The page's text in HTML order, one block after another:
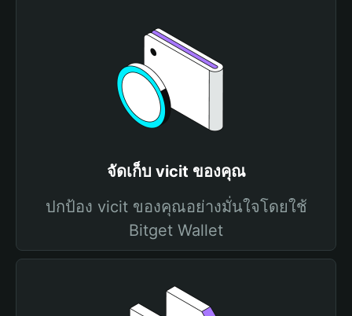
จัดเก็บ vicit ของคุณ
ปกป้อง vicit ของคุณอย่างมั่นใจโดยใช้
Bitget Wallet